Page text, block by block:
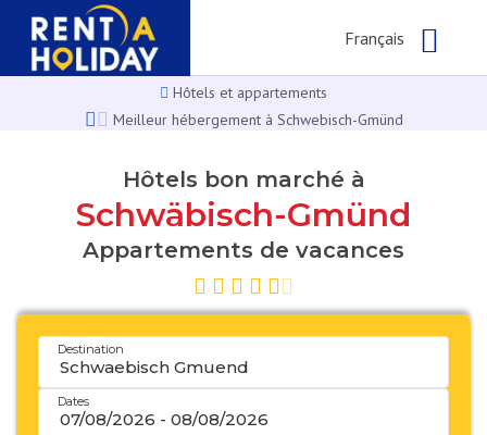
Français
Hôtels et appartements
Meilleur hébergement à Schwebisch-Gmünd
Hôtels bon marché à
Schwäbisch-Gmünd
Appartements de vacances